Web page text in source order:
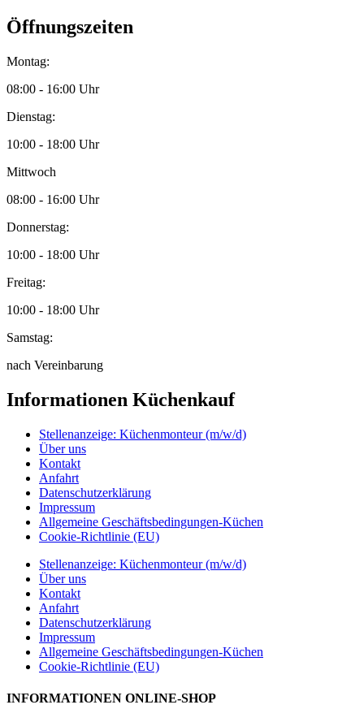
Öffnungszeiten
Montag:
08:00 - 16:00 Uhr
Dienstag:
10:00 - 18:00 Uhr
Mittwoch
08:00 - 16:00 Uhr
Donnerstag:
10:00 - 18:00 Uhr
Freitag:
10:00 - 18:00 Uhr
Samstag:
nach Vereinbarung
Informationen Küchenkauf
Stellenanzeige: Küchenmonteur (m/w/d)
Über uns
Kontakt
Anfahrt
Datenschutzerklärung
Impressum
Allgemeine Geschäftsbedingungen-Küchen
Cookie-Richtlinie (EU)
Stellenanzeige: Küchenmonteur (m/w/d)
Über uns
Kontakt
Anfahrt
Datenschutzerklärung
Impressum
Allgemeine Geschäftsbedingungen-Küchen
Cookie-Richtlinie (EU)
INFORMATIONEN ONLINE-SHOP